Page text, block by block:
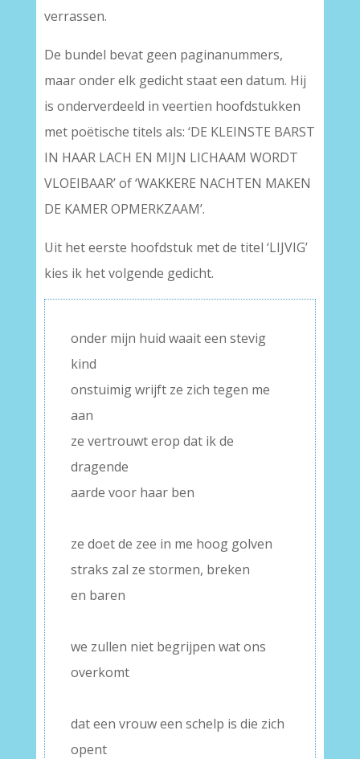
verrassen.
De bundel bevat geen paginanummers,
maar onder elk gedicht staat een datum. Hij
is onderverdeeld in veertien hoofdstukken
met poëtische titels als: ‘DE KLEINSTE BARST
IN HAAR LACH EN MIJN LICHAAM WORDT
VLOEIBAAR’ of ‘WAKKERE NACHTEN MAKEN
DE KAMER OPMERKZAAM’.
Uit het eerste hoofdstuk met de titel ‘LIJVIG’
kies ik het volgende gedicht.
onder mijn huid waait een stevig
kind
onstuimig wrijft ze zich tegen me
aan
ze vertrouwt erop dat ik de
dragende
aarde voor haar ben
ze doet de zee in me hoog golven
straks zal ze stormen, breken
en baren
we zullen niet begrijpen wat ons
overkomt
dat een vrouw een schelp is die zich
opent